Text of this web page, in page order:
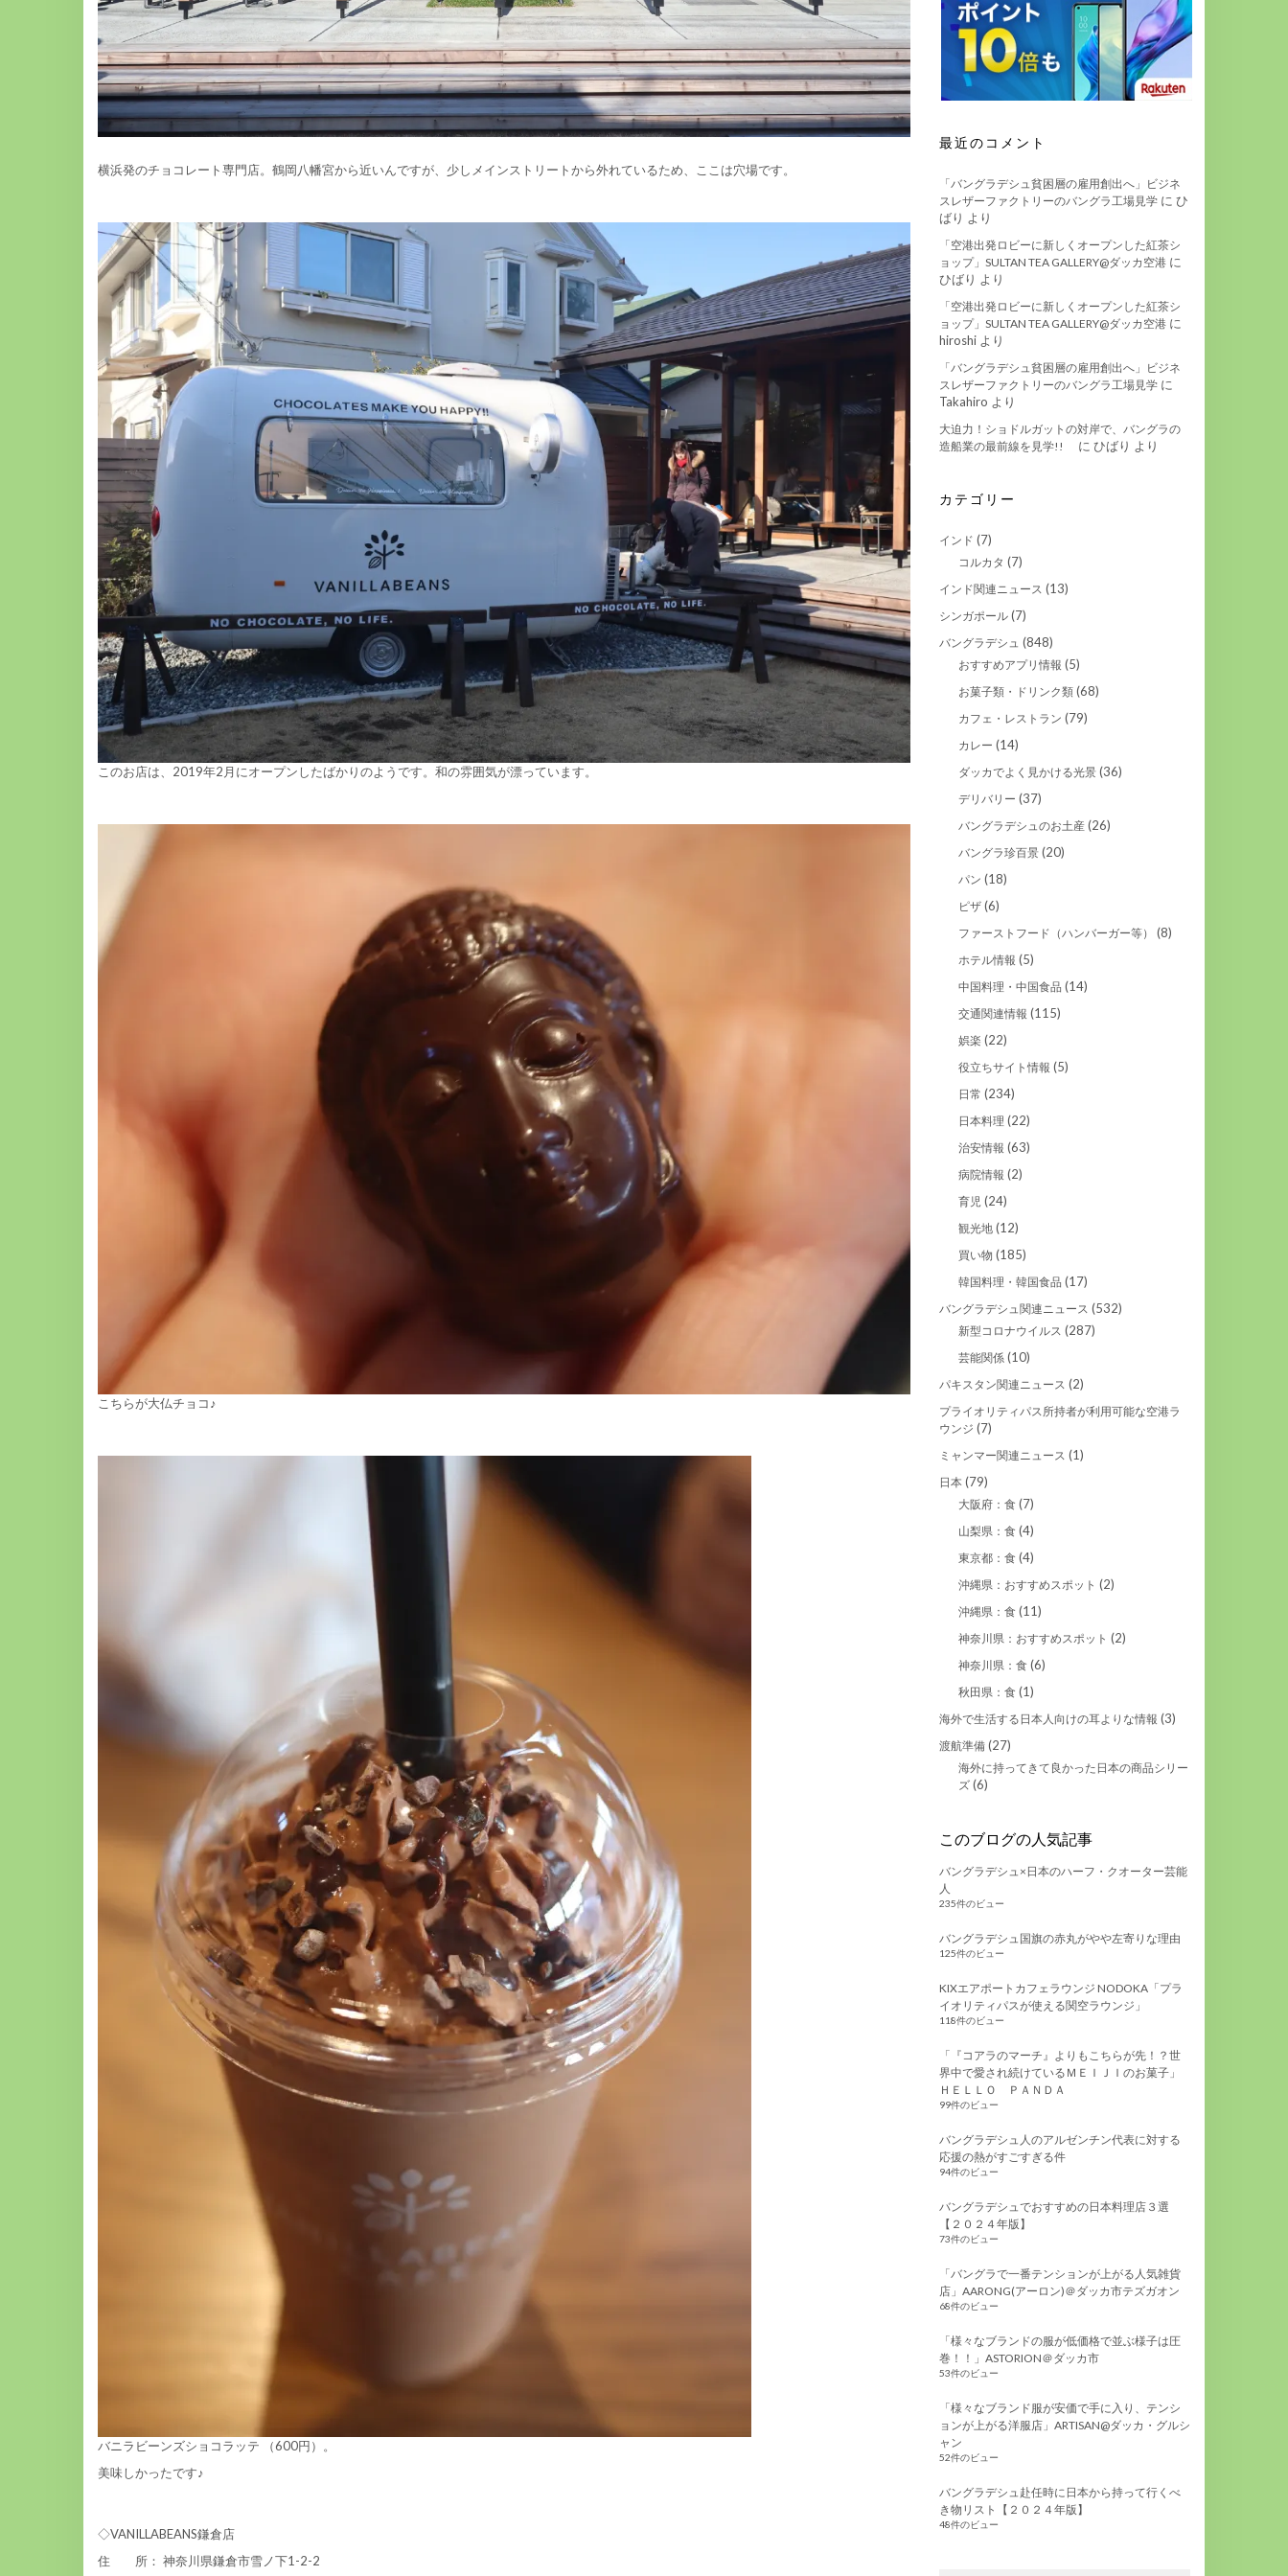
横浜発のチョコレート専門店。鶴岡八幡宮から近いんですが、少しメインストリートから外れているため、ここは穴場です。
このお店は、2019年2月にオープンしたばかりのようです。和の雰囲気が漂っています。
こちらが大仏チョコ♪
バニラビーンズショコラッテ （600円）。
美味しかったです♪
◇VANILLABEANS鎌倉店
住 所： 神奈川県鎌倉市雪ノ下1-2-2
最近のコメント
「バングラデシュ貧困層の雇用創出へ」ビジネ
スレザーファクトリーのバングラ工場見学に ひ
ばり より
「空港出発ロビーに新しくオープンした紅茶シ
ョップ」SULTAN TEA GALLERY@ダッカ空港に
ひばり より
「空港出発ロビーに新しくオープンした紅茶シ
ョップ」SULTAN TEA GALLERY@ダッカ空港に
hiroshiより
「バングラデシュ貧困層の雇用創出へ」ビジネ
スレザーファクトリーのバングラ工場見学に
Takahiro より
大迫力！ショドルガットの対岸で、バングラの
造船業の最前線を見学!!
に ひばり より
カテゴリー
インド (7)
コルカタ (7)
インド関連ニュース (13)
シンガポール(7)
バングラデシュ (848)
おすすめアプリ情報 (5)
お菓子類・ドリンク類(68)
カフェ・レストラン (79)
カレー (14)
ダッカでよく見かける光景(36)
デリバリー (37)
バングラデシュのお土産(26)
バングラ珍百景(20)
パン (18)
ピザ(6)
ファーストフード（ハンバーガー等） (8)
ホテル情報 (5)
中国料理・中国食品 (14)
交通関連情報 (115)
娯楽 (22)
役立ちサイト情報 (5)
日常 (234)
日本料理 (22)
治安情報 (63)
病院情報 (2)
育児 (24)
観光地(12)
買い物 (185)
韓国料理・韓国食品 (17)
バングラデシュ関連ニュース (532)
新型コロナウイルス (287)
芸能関係(10)
パキスタン関連ニュース (2)
プライオリティパス所持者が利用可能な空港ラ
ウンジ (7)
ミャンマー関連ニュース (1)
日本(79)
大阪府：食 (7)
山梨県：食 (4)
東京都：食 (4)
沖縄県：おすすめスポット (2)
沖縄県：食 (11)
神奈川県：おすすめスポット (2)
神奈川県：食 (6)
秋田県：食 (1)
海外で生活する日本人向けの耳よりな情報 (3)
渡航準備(27)
海外に持ってきて良かった日本の商品シリー
ズ(6)
このブログの人気記事
バングラデシュ×日本のハーフ・クオーター芸能
人
235件のビュー
バングラデシュ国旗の赤丸がやや左寄りな理由
125件のビュー
KIXエアポートカフェラウンジ NODOKA「プラ
イオリティパスが使える関空ラウンジ」
118件のビュー
「『コアラのマーチ』よりもこちらが先！？世
界中で愛され続けているＭＥＩＪＩのお菓子」
ＨＥＬＬＯ ＰＡＮＤＡ
99件のビュー
バングラデシュ人のアルゼンチン代表に対する
応援の熱がすごすぎる件
94件のビュー
バングラデシュでおすすめの日本料理店３選
【２０２４年版】
73件のビュー
「バングラで一番テンションが上がる人気雑貨
店」AARONG(アーロン)＠ダッカ市テズガオン
68件のビュー
「様々なブランドの服が低価格で並ぶ様子は圧
巻！！」ASTORION＠ダッカ市
53件のビュー
「様々なブランド服が安価で手に入り、テンシ
ョンが上がる洋服店」ARTISAN@ダッカ・グルシ
ャン
52件のビュー
バングラデシュ赴任時に日本から持って行くべ
き物リスト【２０２４年版】
48件のビュー